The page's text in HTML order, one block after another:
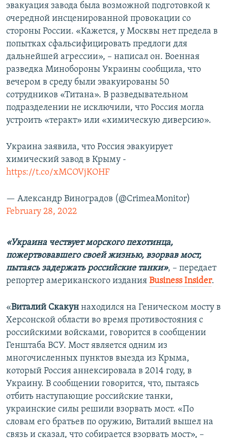
эвакуация завода была возможной подготовкой к
очередной инсценированной провокации со
стороны России. «Кажется, у Москвы нет предела в
попытках сфальсифицировать предлоги для
дальнейшей агрессии», – написал он. Военная
разведка Минобороны Украины сообщила, что
вечером в среду были эвакуированы 50
сотрудников «Титана». В разведывательном
подразделении не исключили, что Россия могла
устроить «теракт» или «химическую диверсию».
Украина заявила, что Россия эвакуирует
химический завод в Крыму -
https://t.co/xMCOVjKOHF
— Александр Виноградов (@CrimeaMonitor)
February 28, 2022
«Украина чествует морского пехотинца,
пожертвовавшего своей жизнью, взорвав мост,
пытаясь задержать российские танки», – передает
репортер американского издания Вusiness Insider.
«Виталий Скакун находился на Геническом мосту в
Херсонской области во время противостояния с
российскими войсками, говорится в сообщении
Генштаба ВСУ. Мост является одним из
многочисленных пунктов выезда из Крыма,
который Россия аннексировала в 2014 году, в
Украину. В сообщении говорится, что, пытаясь
отбить наступающие российские танки,
украинские силы решили взорвать мост. «По
словам его братьев по оружию, Виталий вышел на
связь и сказал, что собирается взорвать мост», –